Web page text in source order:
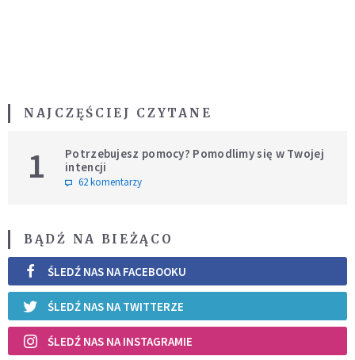
NAJCZĘŚCIEJ CZYTANE
1
Potrzebujesz pomocy? Pomodlimy się w Twojej
intencji
62 komentarzy
BĄDŹ NA BIEŻĄCO
ŚLEDŹ NAS NA FACEBOOKU
ŚLEDŹ NAS NA TWITTERZE
ŚLEDŹ NAS NA INSTAGRAMIE